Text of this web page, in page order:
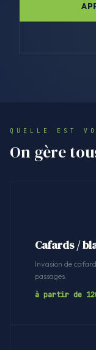
QUELLE EST
On gère
Cafards /
Invasion de
passages.
à partir de